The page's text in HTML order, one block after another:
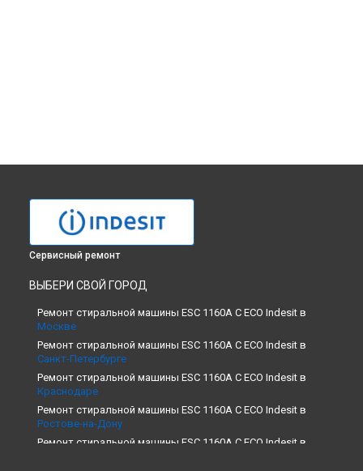
Сервисный ремонт
ВЫБЕРИ СВОЙ ГОРОД
Ремонт стиральной машины ESC 1160A C ECO Indesit в
Москве
Ремонт стиральной машины ESC 1160A C ECO Indesit в
Санкт-Петербурге
Ремонт стиральной машины ESC 1160A C ECO Indesit в
Краснодаре
Ремонт стиральной машины ESC 1160A C ECO Indesit в
Ростове-на-Дону
Ремонт стиральной машины ESC 1160A C ECO Indesit в